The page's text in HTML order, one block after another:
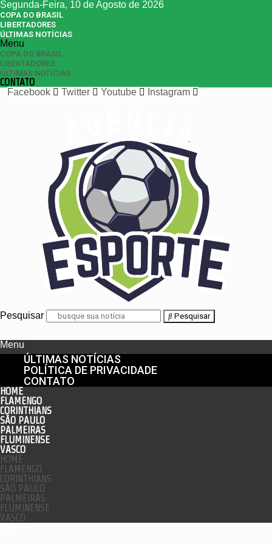
Segunda-Feira, 10 de Agosto de 2026
COPA DO BRASIL
LIBERTADORES
ÚLTIMAS NOTÍCIAS
Menu
COPA DO BRASIL
LIBERTADORES
ÚLTIMAS NOTÍCIAS
CONTATO
Facebook
Twitter Youtube Instagram
Pesquisar Pesquisar
Menu
ÚLTIMAS NOTÍCIAS
POLÍTICA DE PRIVACIDADE
CONTATO
HOME
FLAMENGO
CORINTHIANS
SÃO PAULO
PALMEIRAS
FLUMINENSE
VASCO
HOME
FLAMENGO
CORINTHIANS
SÃO PAULO
PALMEIRAS
FLUMINENSE
VASCO